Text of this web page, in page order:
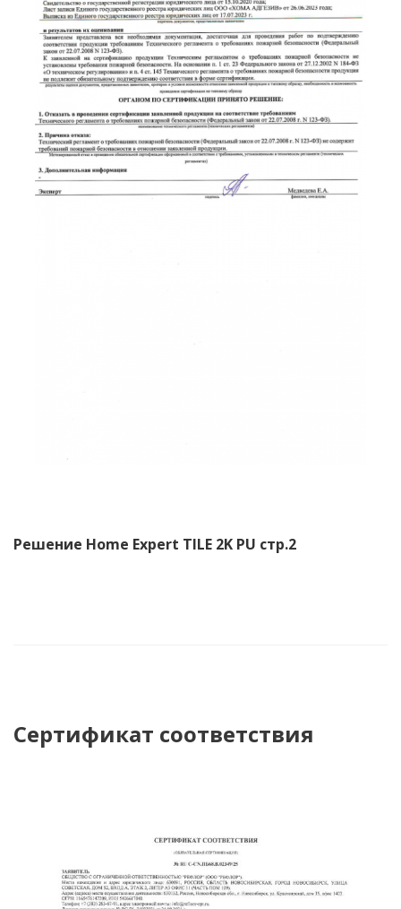
Решение Home Expert TILE 2K PU стр.2
Сертификат соответствия